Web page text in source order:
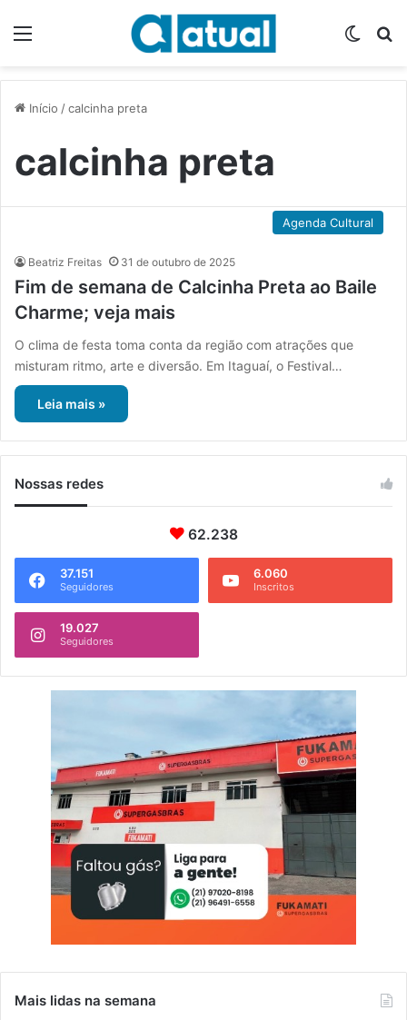
Início /calcinha preta
calcinha preta
Agenda Cultural
Beatriz Freitas 31 de outubro de 2025
Fim de semana de Calcinha Preta ao Baile
Charme; veja mais
O clima de festa toma conta da região com atrações que
misturam ritmo, arte e diversão. Em Itaguaí, o Festival…
Leia mais »
Nossas redes
62.238
37.151
Seguidores
6.060
Inscritos
19.027
Seguidores
Mais lidas na semana